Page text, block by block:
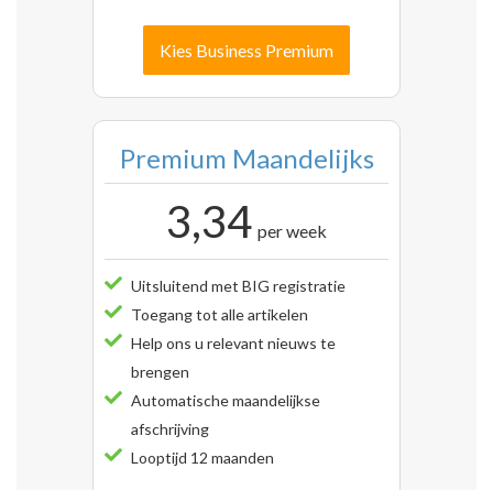
Kies Business Premium
Premium Maandelijks
3,34 per week
Uitsluitend met BIG registratie
Toegang tot alle artikelen
Help ons u relevant nieuws te
brengen
Automatische maandelijkse
afschrijving
Looptijd 12 maanden